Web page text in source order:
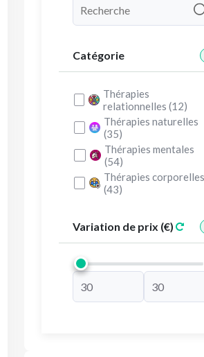
Catégorie
Thérapies
relationnelles (12)
Thérapies naturelles
(35)
Thérapies mentales
(54)
Thérapies corporelles
(43)
Variation de prix (€)